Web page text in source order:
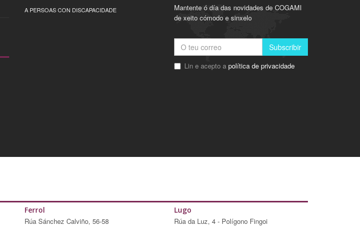
A PERSOAS CON DISCAPACIDADE
Mantente ó día das novidades de COGAMI
de xeito cómodo e sinxelo
Subscribir
Lin e acepto a política de privacidade
Ferrol
Rúa Sánchez Calviño, 56-58
Lugo
Rúa da Luz, 4 - Polígono Fingoi